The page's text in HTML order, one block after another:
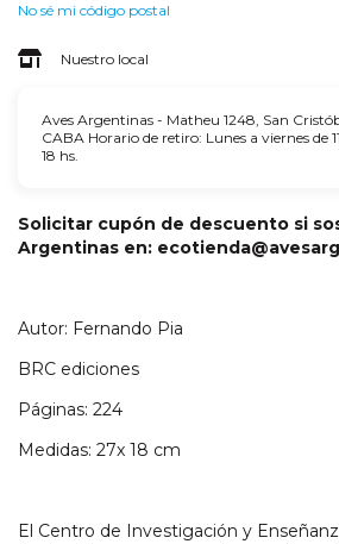
No sé mi código postal
Nuestro local
Aves Argentinas - Matheu 1248, San
CABA Horario de retiro: Lunes a viernes de
18 hs.
Solicitar cupón de descuento si
Argentinas en:
Autor: Fernando Pia
BRC ediciones
Páginas: 224
Medidas: 27x 18 cm
El Centro de Investigación y